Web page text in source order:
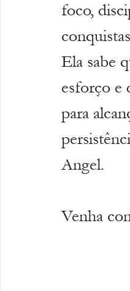
foco,
Ela sabe
esforço e
para
Angel.
Venha